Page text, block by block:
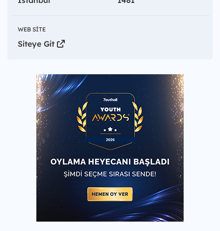
WEB SITE
Siteye Git